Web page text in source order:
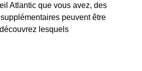
Atlantic que vous avez, des
peuvent être
lesquels